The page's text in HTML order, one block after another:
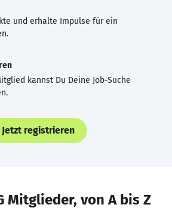
und erhalte Impulse für ein
kannst Du Deine Job-Suche
Jetzt registrieren
Mitglieder, von A bis Z